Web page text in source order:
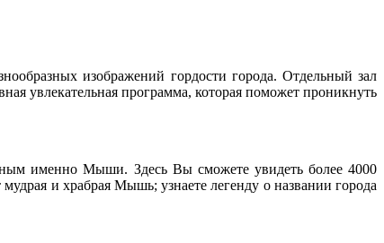
изображений гордости города. Отдельный зал
увлекательная программа, которая поможет проникнуть
именно Мыши. Здесь Вы сможете увидеть более 4000
и храбрая Мышь; узнаете легенду о названии города